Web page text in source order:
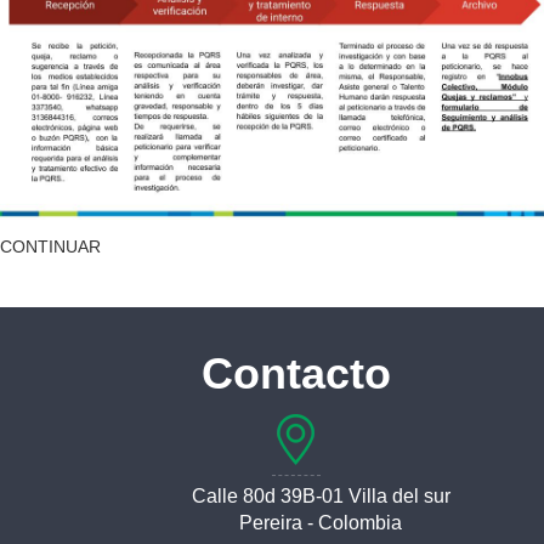
CONTINUAR
Contacto
Calle 80d 39B-01 Villa del sur
Pereira - Colombia